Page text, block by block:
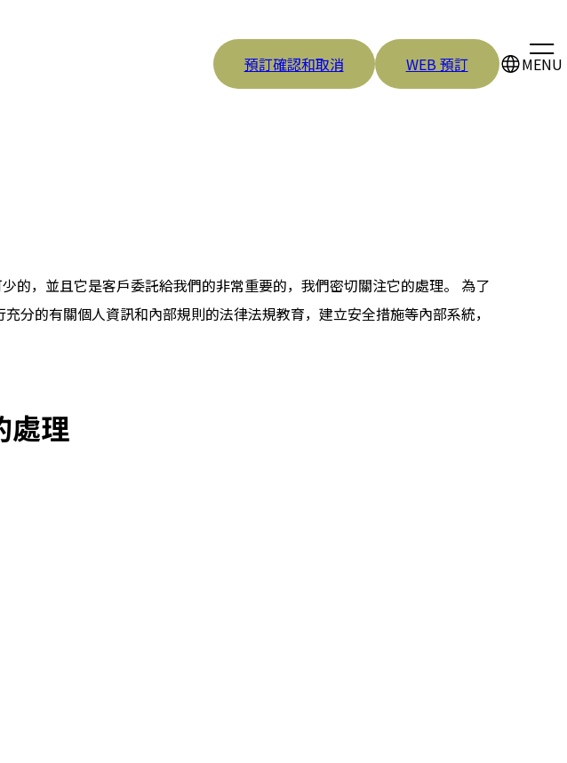
預訂確認和取消 WEB 預訂 MENU
，並且它是客戶委託給我們的非常重要的，我們密切關注它的處理。 為了
的有關個人資訊和內部規則的法律法規教育，建立安全措施等內部系統，
處理